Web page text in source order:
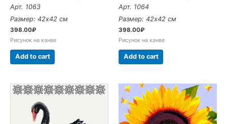
Арт. 1063
Размер: 42х42 см
398.00₽
Рисунок на канве
Add to cart
Арт. 1064
Размер: 42х42 см
398.00₽
Рисунок на канве
Add to cart